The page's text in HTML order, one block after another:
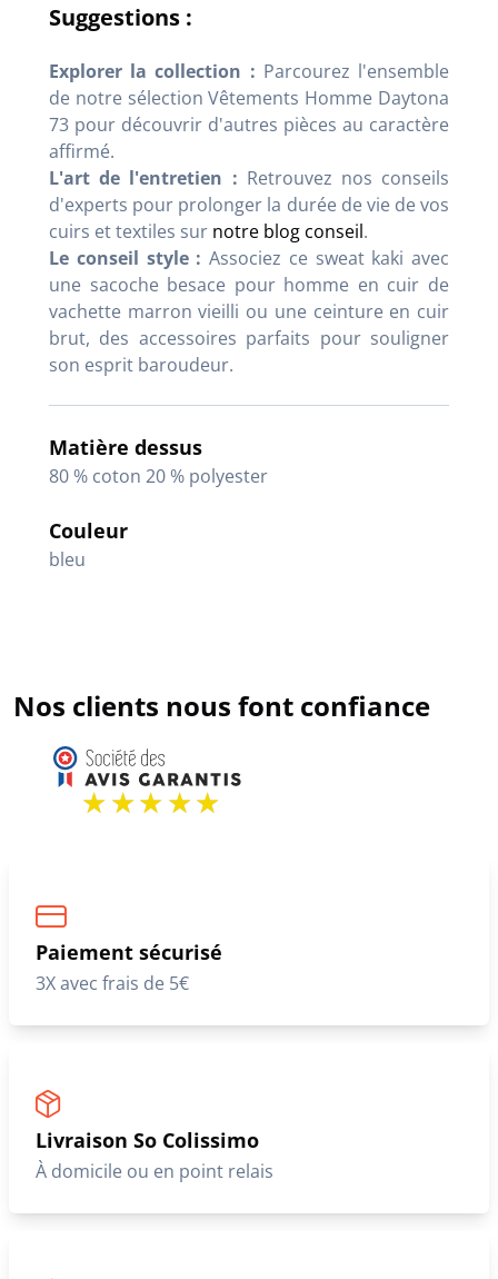
Suggestions :
Explorer la collection : Parcourez l'ensemble
de notre sélection Vêtements Homme Daytona
73 pour découvrir d'autres pièces au caractère
affirmé.
L'art de l'entretien : Retrouvez nos conseils
d'experts pour prolonger la durée de vie de vos
cuirs et textiles sur notre blog conseil.
Le conseil style : Associez ce sweat kaki avec
une sacoche besace pour homme en cuir de
vachette marron vieilli ou une ceinture en cuir
brut, des accessoires parfaits pour souligner
son esprit baroudeur.
Matière dessus
80 % coton 20 % polyester
Couleur
bleu
Nos clients nous font confiance
Paiement sécurisé
3X avec frais de 5€
Livraison So Colissimo
À domicile ou en point relais